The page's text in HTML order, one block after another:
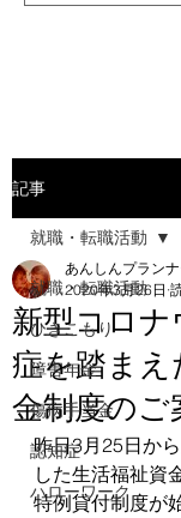
記事
就職・転職活動
ひきこもり
障害年金
傷病手当金
認知症
ハローワーク
就職・転職活動
新型コロ
症を踏まえ
金制度のご
あんしんプラン
2020年3月26日
昨日3月25日か
した生活福祉資
特例貸付制度が